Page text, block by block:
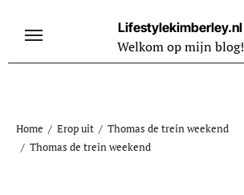
Lifestylekimberley.nl
Welkom op mijn blog!
Home Erop uit
Thomas de trein weekend
Thomas de trein weekend